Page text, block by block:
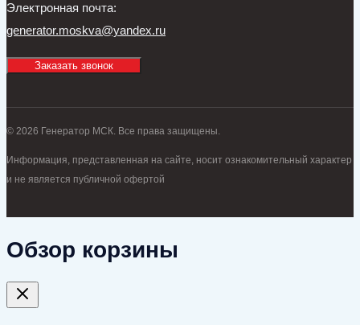
Электронная почта:
generator.moskva@yandex.ru
Заказать звонок
© 2026 Генератор МСК. Все права защищены.
Информация, представленная на сайте, носит ознакомительный характер
и не является публичной офертой
Обзор корзины